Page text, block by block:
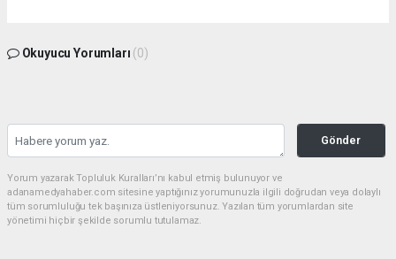
Okuyucu Yorumları (0)
Gönder
Yorum yazarak Topluluk Kuralları’nı kabul etmiş bulunuyor ve
adanamedyahaber.com sitesine yaptığınız yorumunuzla ilgili doğrudan veya dolaylı
tüm sorumluluğu tek başınıza üstleniyorsunuz. Yazılan tüm yorumlardan site
yönetimi hiçbir şekilde sorumlu tutulamaz.